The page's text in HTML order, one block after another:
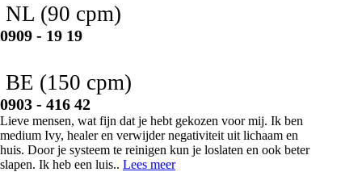
NL (90 cpm)
0909 - 19 19
BE (150 cpm)
0903 - 416 42
Lieve mensen, wat fijn dat je hebt gekozen voor mij. Ik ben
medium Ivy, healer en verwijder negativiteit uit lichaam en
huis. Door je systeem te reinigen kun je loslaten en ook beter
slapen. Ik heb een luis.. Lees meer